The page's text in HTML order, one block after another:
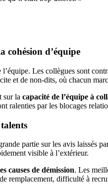
cohésion d’équipe
Les collègues sont
et de non-dits, où chacun
sur la capacité de l’équipe à
ralenties par les blocages
partie sur les avis laissés
visible à l’extérieur.
causes de démission. Les
remplacement, difficulté à